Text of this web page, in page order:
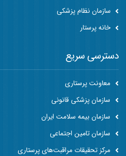
سازمان نظام پزشکی
خانه پرستار
دسترسی سریع
معاونت پرستاری
سازمان پزشکی قانونی
سازمان بیمه سلامت ایران
سازمان تامین اجتماعی
مرکز تحقیقات مراقبت‌های پرستاری